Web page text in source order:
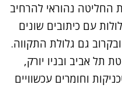
החליטה נהוראי להרחיב
עם כיתובים שונים
גם גלולת התקווה.
תל אביב ובניו יורק,
וחומרים עכשוויים